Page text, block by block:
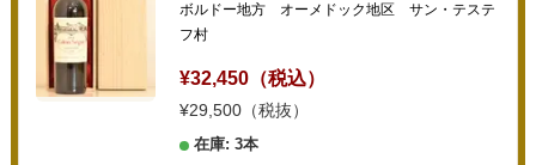
ボルドー地方 オーメドック地区 サン・テステ
フ村
¥32,450（税込）
¥29,500（税抜）
在庫: 3本